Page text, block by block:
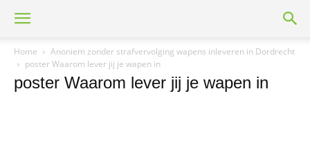
Home
Anoniem zonder strafvervolging wapens inleveren in Dordrecht
poster Waarom lever jij je wapen in
poster Waarom lever jij je wapen in